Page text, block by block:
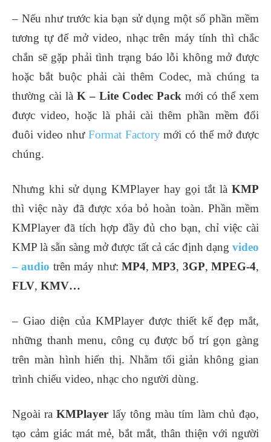
– Nếu như trước kia bạn sử dụng một số phần mềm
tương tự để mở video, nhạc trên máy tính thì chắc
chắn sẽ gặp phải tình trạng báo lỗi không mở được
hoặc bắt buộc phải cài thêm Codec, mà chúng ta
thường cài là K – Lite Codec Pack mới có thể xem
được video, hoặc là phải cài thêm phần mềm đổi
đuôi video như Format Factorymới có thể mở được
chúng.
Nhưng khi sử dụng KMPlayer hay gọi tắt là KMP
thì việc này đã được xóa bỏ hoàn toàn. Phần mềm
KMPlayer đã tích hợp đầy đủ cho bạn, chỉ việc cài
KMP là sẵn sàng mở được tất cả các định dạng video
– audio trên máy như: MP4,MP3, 3GP, MPEG-4,
FLV, KMV…
– Giao diện của KMPlayer được thiết kế đẹp mắt,
những thanh menu, công cụ được bố trí gọn gàng
trên màn hình hiển thị. Nhằm tối giản không gian
trình chiếu video, nhạc cho người dùng.
Ngoài raKMPlayer lấy tông màu tím làm chủ đạo,
tạo cảm giác mát mẻ, bắt mắt, thân thiện với người